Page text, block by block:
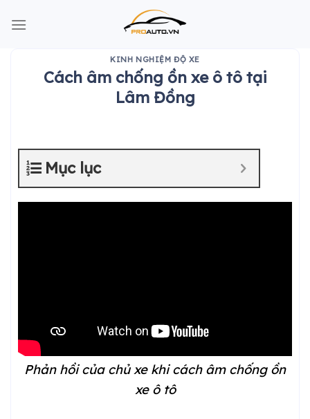
KINH NGHIỆM ĐỘ XE
Cách âm chống ồn xe ô tô tại
Lâm Đồng
Mục lục
Phản hồi của chủ xe khi cách âm chống ồn
xe ô tô